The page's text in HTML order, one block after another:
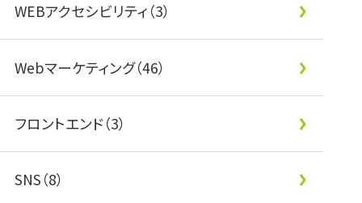
WEBアクセシビリティ（3）
Webマーケティング（46）
フロントエンド（3）
SNS（8）